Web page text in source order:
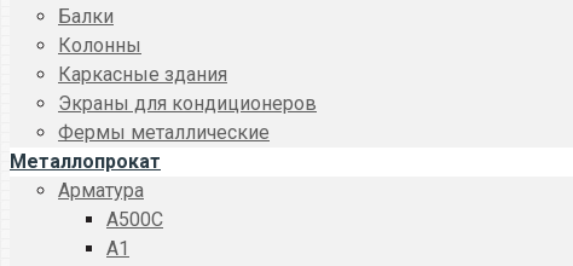
Балки
Колонны
Каркасные здания
Экраны для кондиционеров
Фермы металлические
Металлопрокат
Арматура
A500C
А1